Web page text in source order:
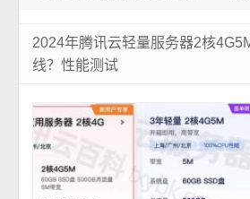
2024年腾讯云轻量服务器2核
线？性能测试